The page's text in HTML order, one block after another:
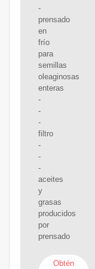
-
prensado
en
frío
para
semillas
oleaginosas
enteras
-
-
-
filtro
-
-
-
aceites
y
grasas
producidos
por
prensado
Obtén